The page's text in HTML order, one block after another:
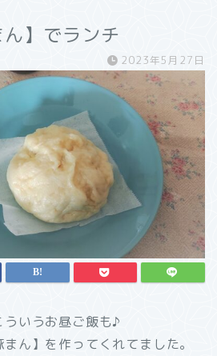
】でランチ
2023年5月27日
いうお昼ご飯も♪
ん】を作ってくれてました。